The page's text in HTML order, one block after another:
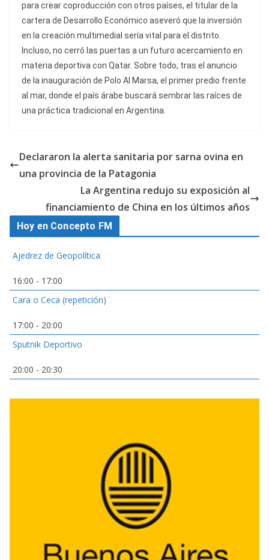
para crear coproducción con otros países, el titular de la
cartera de Desarrollo Económico aseveró que la inversión
en la creación multimedial sería vital para el distrito.
Incluso, no cerró las puertas a un futuro acercamiento en
materia deportiva con Qatar. Sobre todo, tras el anuncio
de la inauguración de Polo Al Marsa, el primer predio frente
al mar, donde el país árabe buscará sembrar las raíces de
una práctica tradicional en Argentina.
Declararon la alerta sanitaria por sarna ovina en
una provincia de la Patagonia
La Argentina redujo su exposición al
financiamiento de China en los últimos años
Hoy en Concepto FM
Ajedrez de Geopolítica
16:00 - 17:00
Cara o Ceca (repetición)
17:00 - 20:00
Sputnik Deportivo
20:00 - 20:30